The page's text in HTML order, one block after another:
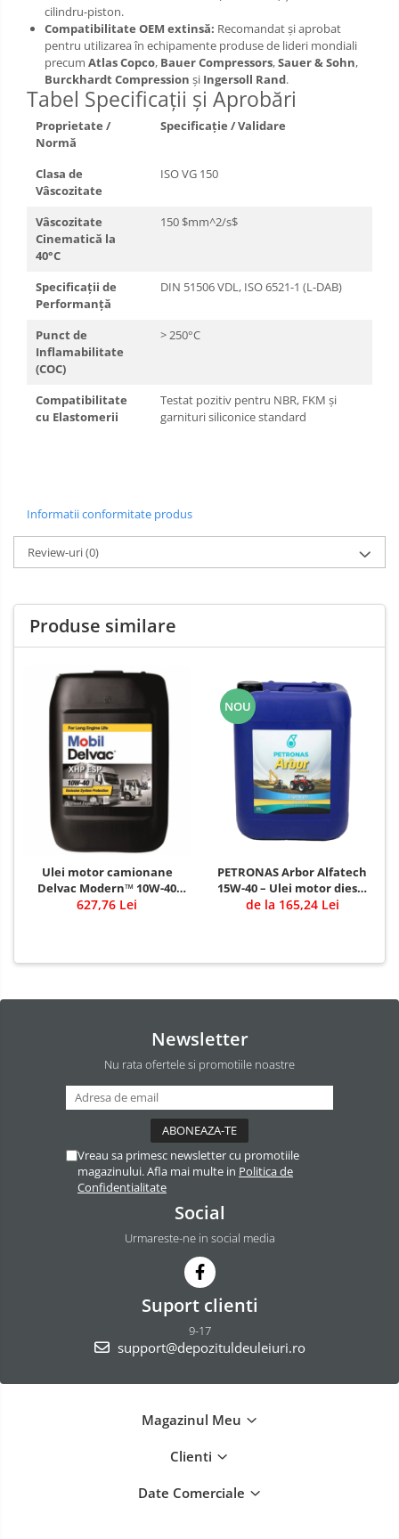
cilindru-piston.
Compatibilitate OEM extinsă: Recomandat și aprobat
pentru utilizarea în echipamente produse de lideri mondiali
precum Atlas Copco, Bauer Compressors,Sauer & Sohn,
Burckhardt Compression și Ingersoll Rand.
Tabel Specificații și Aprobări
Proprietate /
Normă
Specificație / Validare
Clasa de
Vâscozitate
ISO VG 150
Vâscozitate
Cinematică la
40°C
150 $mm^2/s$
Specificații de
Performanță
DIN 51506 VDL, ISO 6521-1 (L-DAB)
Punct de
Inflamabilitate
(COC)
> 250°C
Compatibilitate
cu Elastomerii
Testat pozitiv pentru NBR, FKM și
garnituri siliconice standard
Informatii conformitate produs
Review-uri(0)
Produse similare
Ulei motor camionane
Delvac Modern™ 10W-40
Advanced Protection (fost
627,76 Lei
NOU
PETRONAS Arbor Alfatech
15W-40 – Ulei motor diesel
pentru utilaje agricole și
de la 165,24 Lei
Newsletter
Nu rata ofertele si promotiile noastre
Vreau sa primesc newsletter cu promotiile
magazinului. Afla mai multe in Politica de
Confidentialitate
Social
Urmareste-ne in social media
Suport clienti
9-17
support@depozituldeuleiuri.ro
Magazinul Meu
Clienti
Date Comerciale